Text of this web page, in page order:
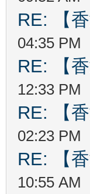
RE: 【
04:35 PM
RE: 【
12:33 PM
RE: 【
02:23 PM
RE: 【
10:55 AM